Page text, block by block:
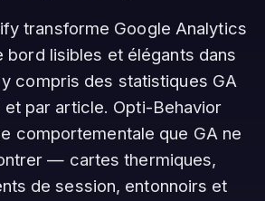
transforme Google Analytics
bord lisibles et élégants dans
compris des statistiques GA
par article. Opti-Behavior
comportementale que GA ne
— cartes thermiques,
de session, entonnoirs et